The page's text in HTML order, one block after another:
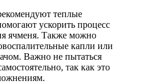
теплые
ускорить процесс
ячменя. Также можно
капли или
Важно не пытаться
так как это